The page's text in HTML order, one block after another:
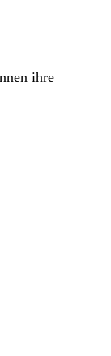
ihre